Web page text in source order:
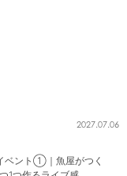
2027.07.06
ベント①｜魚屋がつく